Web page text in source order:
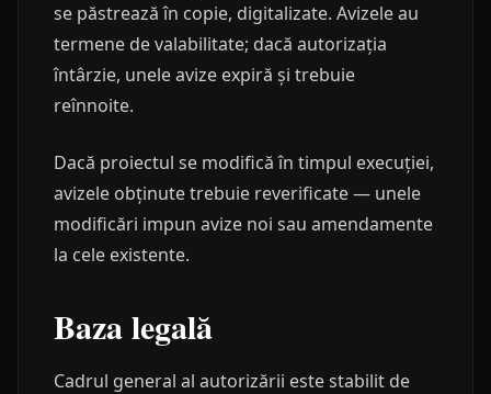
se păstrează în copie, digitalizate. Avizele au
termene de valabilitate; dacă autorizația
întârzie, unele avize expiră și trebuie
reînnoite.
Dacă proiectul se modifică în timpul execuției,
avizele obținute trebuie reverificate — unele
modificări impun avize noi sau amendamente
la cele existente.
Baza legală
Cadrul general al autorizării este stabilit de